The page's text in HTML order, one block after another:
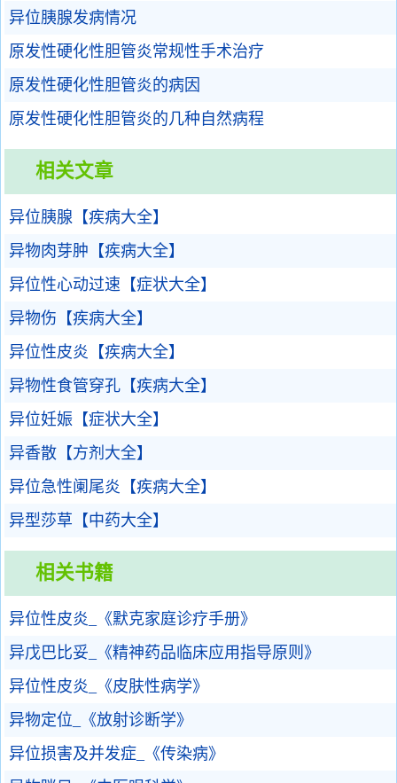
异位胰腺发病情况
原发性硬化性胆管炎常规性手术治疗
原发性硬化性胆管炎的病因
原发性硬化性胆管炎的几种自然病程
相关文章
异位胰腺【疾病大全】
异物肉芽肿【疾病大全】
异位性心动过速【症状大全】
异物伤【疾病大全】
异位性皮炎【疾病大全】
异物性食管穿孔【疾病大全】
异位妊娠【症状大全】
异香散【方剂大全】
异位急性阑尾炎【疾病大全】
异型莎草【中药大全】
相关书籍
异位性皮炎_《默克家庭诊疗手册》
异戊巴比妥_《精神药品临床应用指导原则》
异位性皮炎_《皮肤性病学》
异物定位_《放射诊断学》
异位损害及并发症_《传染病》